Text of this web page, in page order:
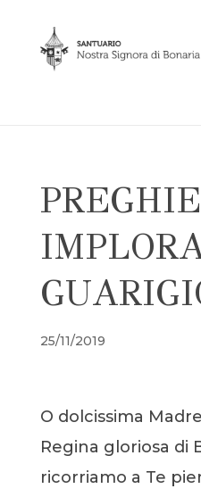
25/11/2019
O dolcissima
Regina gloriosa di
ricorriamo a Te